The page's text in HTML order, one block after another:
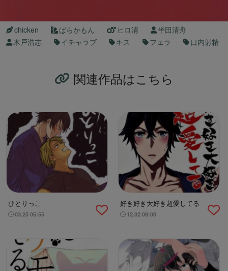
chicken ばらかもん ヒロ清
半田清舟
木戸浩志
イチャラブ キス フェラ 口内射精
関連作品はこちら
ひとりっこ
03.25 05:55
好き好き大好き超愛してる
12.02 09:00